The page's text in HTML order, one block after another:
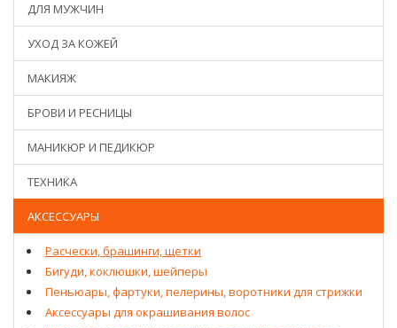
ДЛЯ МУЖЧИН
УХОД ЗА КОЖЕЙ
МАКИЯЖ
БРОВИ И РЕСНИЦЫ
МАНИКЮР И ПЕДИКЮР
ТЕХНИКА
АКСЕССУАРЫ
Расчески, брашинги, щетки
Бигуди, коклюшки, шейперы
Пеньюары, фартуки, пелерины, воротники для стрижки
Аксессуары для окрашивания волос